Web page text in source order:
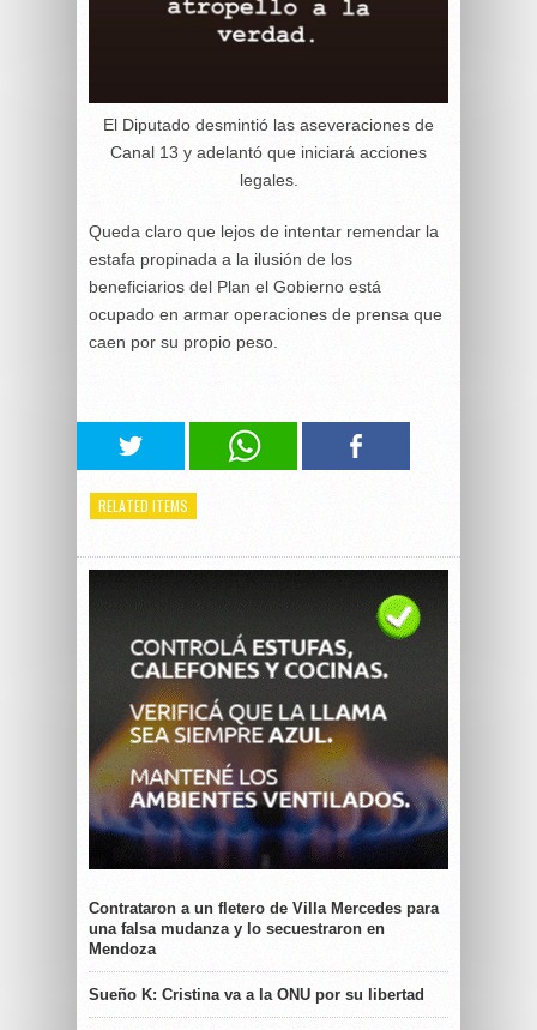
El Diputado desmintió las aseveraciones de
Canal 13 y adelantó que iniciará acciones
legales.
Queda claro que lejos de intentar remendar la
estafa propinada a la ilusión de los
beneficiarios del Plan el Gobierno está
ocupado en armar operaciones de prensa que
caen por su propio peso.
RELATED ITEMS
Contrataron a un fletero de Villa Mercedes para
una falsa mudanza y lo secuestraron en
Mendoza
Sueño K: Cristina va a la ONU por su libertad